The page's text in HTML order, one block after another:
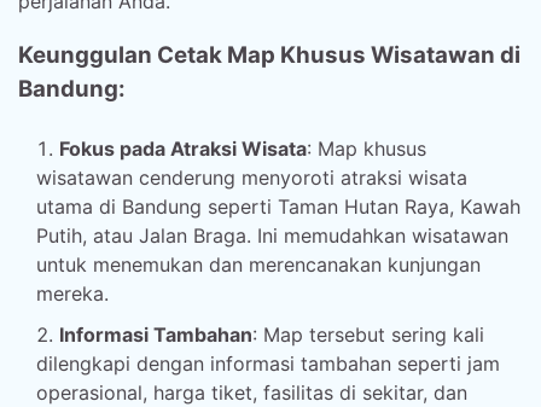
Keunggulan Cetak Map Khusus Wisatawan di
Bandung:
Fokus pada Atraksi Wisata: Map khusus
wisatawan cenderung menyoroti atraksi wisata
utama di Bandung seperti Taman Hutan Raya, Kawah
Putih, atau Jalan Braga. Ini memudahkan wisatawan
untuk menemukan dan merencanakan kunjungan
mereka.
Informasi Tambahan: Map tersebut sering kali
dilengkapi dengan informasi tambahan seperti jam
operasional, harga tiket, fasilitas di sekitar, dan